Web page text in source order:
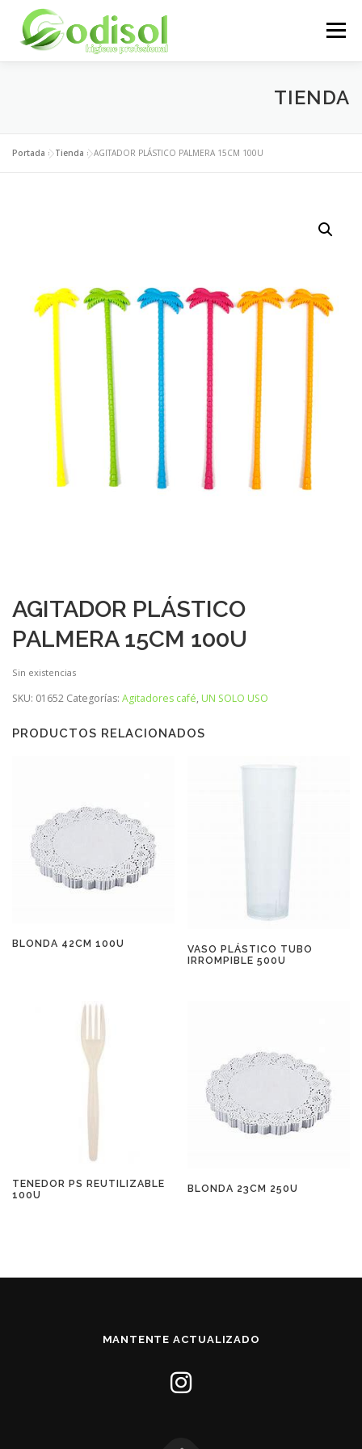
contenido
Menú
ÁREA CLIENTES CONTACTO
TIENDA
Portada »Tienda »AGITADOR PLÁSTICO PALMERA 15CM 100U
AGITADOR PLÁSTICO
PALMERA 15CM 100U
Sin existencias
SKU: 01652 Categorías: Agitadores café, UN SOLO USO
PRODUCTOS RELACIONADOS
BLONDA 42CM 100U
VASO PLÁSTICO TUBO
IRROMPIBLE 500U
TENEDOR PS REUTILIZABLE
100U
BLONDA 23CM 250U
MANTENTE ACTUALIZADO